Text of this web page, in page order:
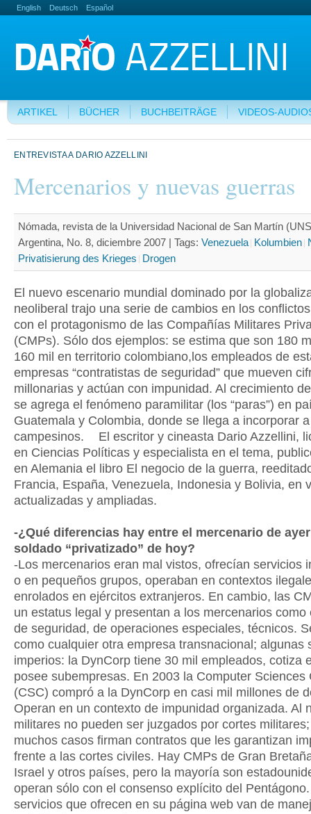
English Deutsch Español
ARTIKEL BÜCHER BUCHBEITRÄGE VIDEOS-
ENTREVISTA A DARIO AZZELLINI
Mercenarios y nuevas guerras
Nómada, revista de la Universidad Nacional de San Martín
Argentina, No. 8, diciembre 2007 | Tags: Venezuela Kolumbien
Privatisierung des Krieges Drogen
El nuevo escenario mundial dominado por la
neoliberal trajo una serie de cambios en los
con el protagonismo de las Compañías Militares
(CMPs). Sólo dos ejemplos: se estima que son 180
160 mil en territorio colombiano,los empleados de
empresas “contratistas de seguridad” que mueven
millonarias y actúan con impunidad. Al crecimiento
se agrega el fenómeno paramilitar (los “paras”) en
Guatemala y Colombia, donde se llega a incorporar a
campesinos. El escritor y cineasta Dario Azzellini,
en Ciencias Políticas y especialista en el tema,
en Alemania el libro El negocio de la guerra,
Francia, España, Venezuela, Indonesia y Bolivia, en
actualizadas y ampliadas.
-¿Qué diferencias hay entre el mercenario de
soldado “privatizado” de hoy?
-Los mercenarios eran mal vistos, ofrecían servicios
o en pequeños grupos, operaban en contextos
enrolados en ejércitos extranjeros. En cambio, las
un estatus legal y presentan a los mercenarios como
de seguridad, de operaciones especiales, técnicos.
como cualquier otra empresa transnacional; algunas
imperios: la DynCorp tiene 30 mil empleados, cotiza
posee subempresas. En 2003 la Computer Sciences
(CSC) compró a la DynCorp en casi mil millones de
Operan en un contexto de impunidad organizada. Al
militares no pueden ser juzgados por cortes
muchos casos firman contratos que les garantizan
frente a las cortes civiles. Hay CMPs de Gran
Israel y otros países, pero la mayoría son
operan sólo con el consenso explícito del
servicios que ofrecen en su página web van de